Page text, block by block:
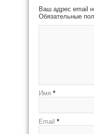
Ваш адрес email
Обязательные
Имя *
Email *